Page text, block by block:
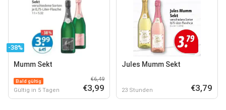
-38%
Mumm Sekt
Bald gültig
Gültig in 5 Tagen
€6,49
€3,99
Jules Mumm Sekt
23 Stunden €3,79